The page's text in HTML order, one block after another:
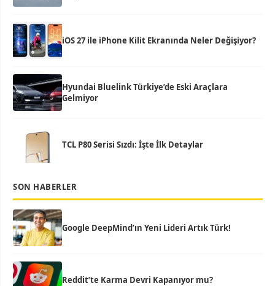
iOS 27 ile iPhone Kilit Ekranında Neler Değişiyor?
Hyundai Bluelink Türkiye’de Eski Araçlara
Gelmiyor
TCL P80 Serisi Sızdı: İşte İlk Detaylar
SON HABERLER
Google DeepMind’ın Yeni Lideri Artık Türk!
Reddit’te Karma Devri Kapanıyor mu?